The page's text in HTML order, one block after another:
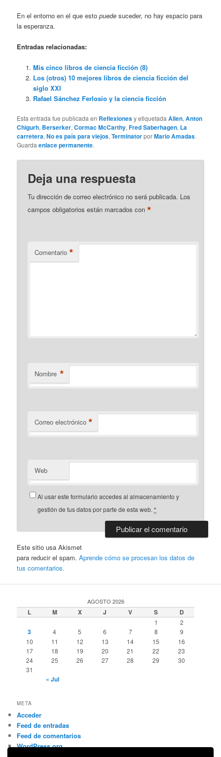
En el entorno en el que estopuede suceder, no hay espacio para
la esperanza.
Entradas relacionadas:
Mis cinco libros de ciencia ficción (8)
Los (otros) 10 mejores libros de ciencia ficción del
siglo XXI
Rafael Sánchez Ferlosio y la ciencia ficción
Esta entrada fue publicada en Reflexionesy etiquetadaAlien,Anton
Chigurh, Berserker,Cormac McCarthy,Fred Saberhagen, La
carretera,No es país para viejos,TerminatorporMario Amadas.
Guardaenlace permanente.
Deja una respuesta
Tu dirección de correo electrónico no será publicada. Los
campos obligatorios están marcados con*
Comentario *
Nombre *
Correo electrónico *
Web
Al usar este formulario accedes al almacenamiento y
gestión de tus datos por parte de esta web.*
Este sitio usa Akismet
para reducir el spam.Aprende cómo se procesan los datos de
tus comentarios.
AGOSTO 2026
L M X J V S D
1 2
3 4 5 6 7 8
9
10
11 12 13 14 15
16
17
18 19 20 21 22
23
24
25 26 27 28 29
30
31
« Jul
META
Acceder
Feed de entradas
Feed de comentarios
WordPress.org